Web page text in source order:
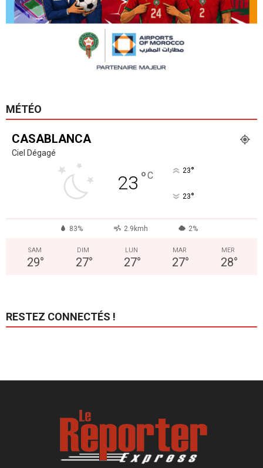
MÉTÉO
CASABLANCA
Ciel Dégagé
23 °C 23°
23°
83% 2.9kmh 2%
SAM
29°
DIM
27°
LUN
27°
MAR
27°
MER
28°
RESTEZ CONNECTÉS !